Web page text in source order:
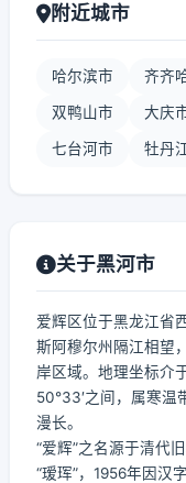
附近城市
哈尔滨市 齐齐
双鸭山市 大庆
七台河市 牡丹
关于黑河市
爱辉区位于黑龙江省
斯阿穆尔州隔江相望
岸区域。地理坐标介
50°33′之间，属寒温
漫长。
“爱辉”之名源于清代
“瑷珲”，1956年因汉